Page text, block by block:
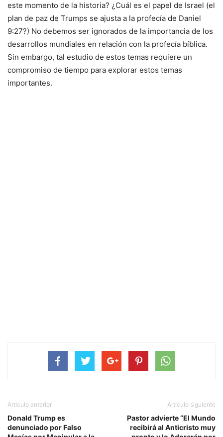
este momento de la historia? ¿Cuál es el papel de Israel (el
plan de paz de Trumps se ajusta a la profecía de Daniel
9:27?) No debemos ser ignorados de la importancia de los
desarrollos mundiales en relación con la profecía bíblica.
Sin embargo, tal estudio de estos temas requiere un
compromiso de tiempo para explorar estos temas
importantes.
Artículo anterior
Donald Trump es
denunciado por Falso
Artículo siguiente
Pastor advierte “El Mundo
recibirá al Anticristo muy